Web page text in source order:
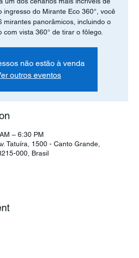
ingresso do Mirante Eco 360°, você
mirantes panorâmicos, incluindo o
com vista 360° de tirar o fôlego.
não estão à venda
outros eventos
– 6:30 PM
Tatuíra, 1500 - Canto Grande,
000, Brasil